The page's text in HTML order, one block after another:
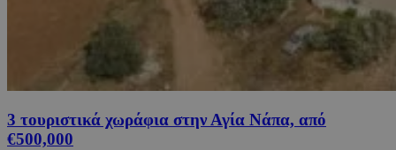
3 τουριστικά χωράφια στην Αγία Νάπα, από
€500,000